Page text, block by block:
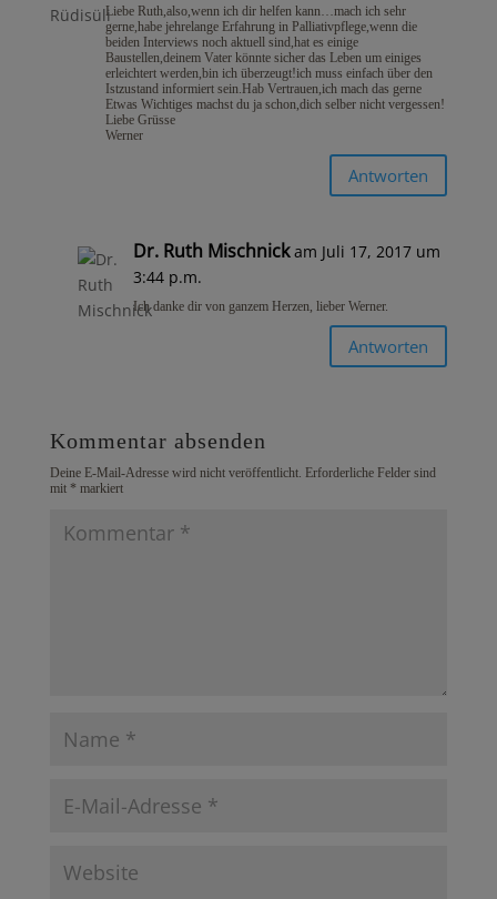
Liebe Ruth,also,wenn ich dir helfen kann…mach ich sehr
gerne,habe jehrelange Erfahrung in Palliativpflege,wenn die
beiden Interviews noch aktuell sind,hat es einige
Baustellen,deinem Vater könnte sicher das Leben um einiges
erleichtert werden,bin ich überzeugt!ich muss einfach über den
Istzustand informiert sein.Hab Vertrauen,ich mach das gerne
Etwas Wichtiges machst du ja schon,dich selber nicht vergessen!
Liebe Grüsse
Werner
Antworten
Dr. Ruth Mischnick am Juli 17, 2017 um
3:44 p.m.
Ich danke dir von ganzem Herzen, lieber Werner.
Antworten
Kommentar absenden
Deine E-Mail-Adresse wird nicht veröffentlicht. Erforderliche Felder sind
mit * markiert